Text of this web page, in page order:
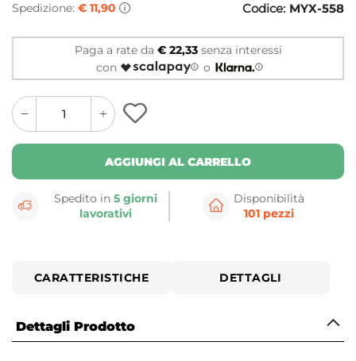
Spedizione: € 11,90 Codice: MYX-558
Paga a rate da € 22,33senza interessi
con
o
quantity
button
quantity
minus
button
AGGIUNGI AL CARRELLO
Spedito in5 giorni
lavorativi
Disponibilità
101 pezzi
CARATTERISTICHE DETTAGLI
Dettagli Prodotto